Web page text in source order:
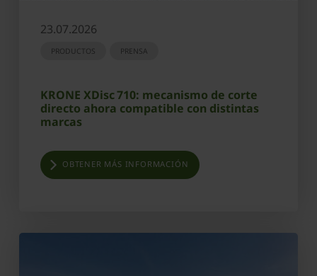
23.07.2026
PRODUCTOS PRENSA
KRONE XDisc 710: mecanismo de corte
directo ahora compatible con distintas
marcas
OBTENER MÁS INFORMACIÓN